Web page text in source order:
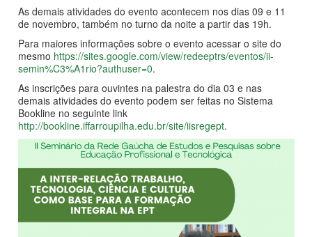
As demais atividades do evento acontecem nos dias 09 e 11
de novembro, também no turno da noite a partir das 19h.
Para maiores informações sobre o evento acessar o site do
mesmo https://sites.google.com/view/redeeptrs/eventos/ii-
semin%C3%A1rio?authuser=0.
As inscrições para ouvintes na palestra do dia 03 e nas
demais atividades do evento podem ser feitas no Sistema
Bookline no seguinte link
http://bookline.iffarroupilha.edu.br/site/iisregept.